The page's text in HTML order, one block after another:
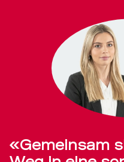
«Gemeinsam